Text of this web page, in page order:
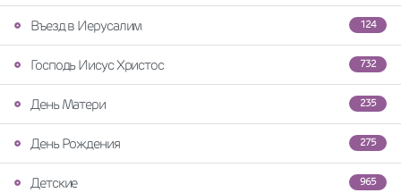
124
Въезд в Иерусалим
732
Господь Иисус Христос
235
День Матери
275
День Рождения
965
Детские